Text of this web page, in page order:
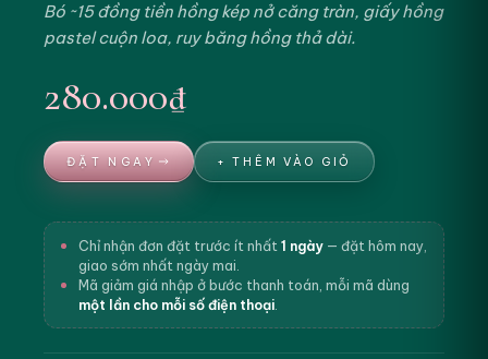
Bó ~15 đồng tiền hồng kép nở căng tràn, giấy hồng
pastel cuộn loa, ruy băng hồng thả dài.
280.000₫
ĐẶT NGAY + THÊM VÀO GIỎ
Chỉ nhận đơn đặt trước ít nhất 1 ngày — đặt hôm nay,
giao sớm nhất ngày mai.
Mã giảm giá nhập ở bước thanh toán, mỗi mã dùng
một lần cho mỗi số điện thoại